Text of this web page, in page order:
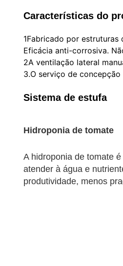
Características do
1Fabricado por
Eficácia anti-corrosiva.
2A ventilação lateral
3.O serviço de
Sistema de estufa
Hidroponia de tomate
A hidroponia de tomate
atender à água e
produtividade, menos